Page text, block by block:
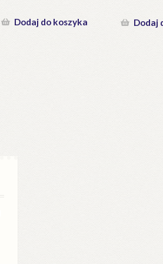
Dodaj do koszyka Dodaj